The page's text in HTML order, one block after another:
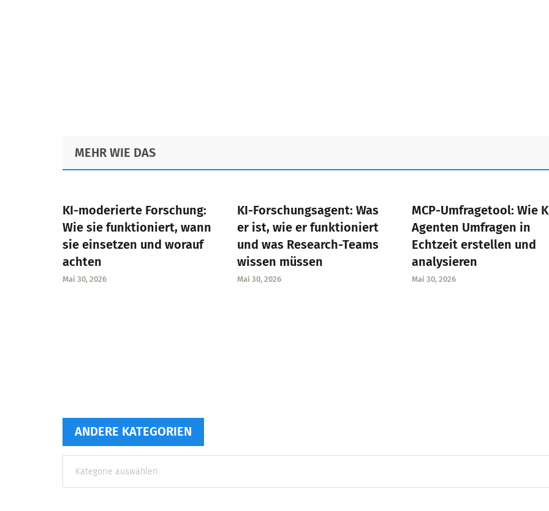
MEHR WIE DAS
KI-moderierte Forschung:
Wie sie funktioniert, wann
sie einsetzen und worauf
achten
Mai 30, 2026
KI-Forschungsagent: Was
er ist, wie er funktioniert
und was Research-Teams
wissen müssen
Mai 30, 2026
MCP-Umfragetool: Wie
Agenten Umfragen in
Echtzeit erstellen und
analysieren
Mai 30, 2026
ANDERE KATEGORIEN
Kategorien